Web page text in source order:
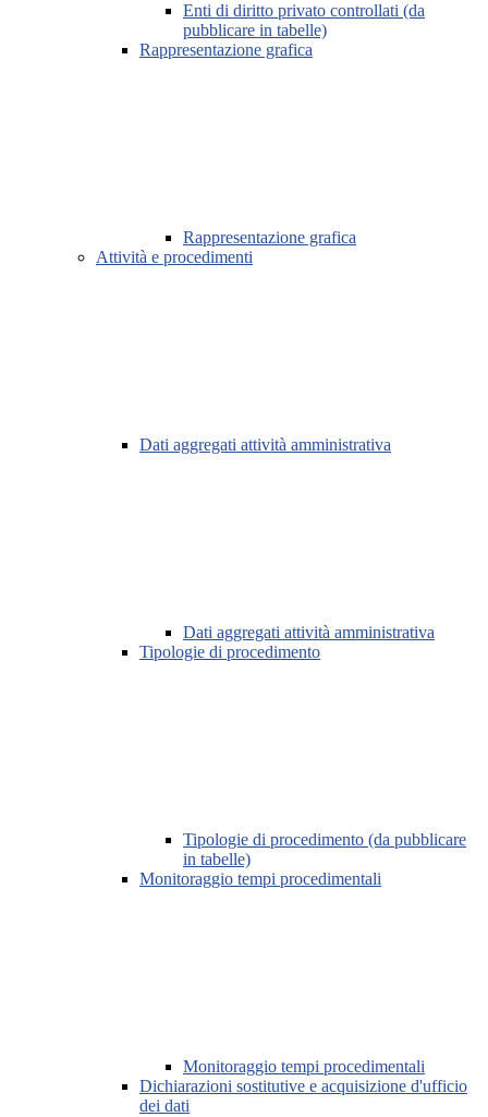
Enti di diritto privato controllati (da
pubblicare in tabelle)
Rappresentazione grafica
Rappresentazione grafica
Attività e procedimenti
Dati aggregati attività amministrativa
Dati aggregati attività amministrativa
Tipologie di procedimento
Tipologie di procedimento (da pubblicare
in tabelle)
Monitoraggio tempi procedimentali
Monitoraggio tempi procedimentali
Dichiarazioni sostitutive e acquisizione d'ufficio
dei dati